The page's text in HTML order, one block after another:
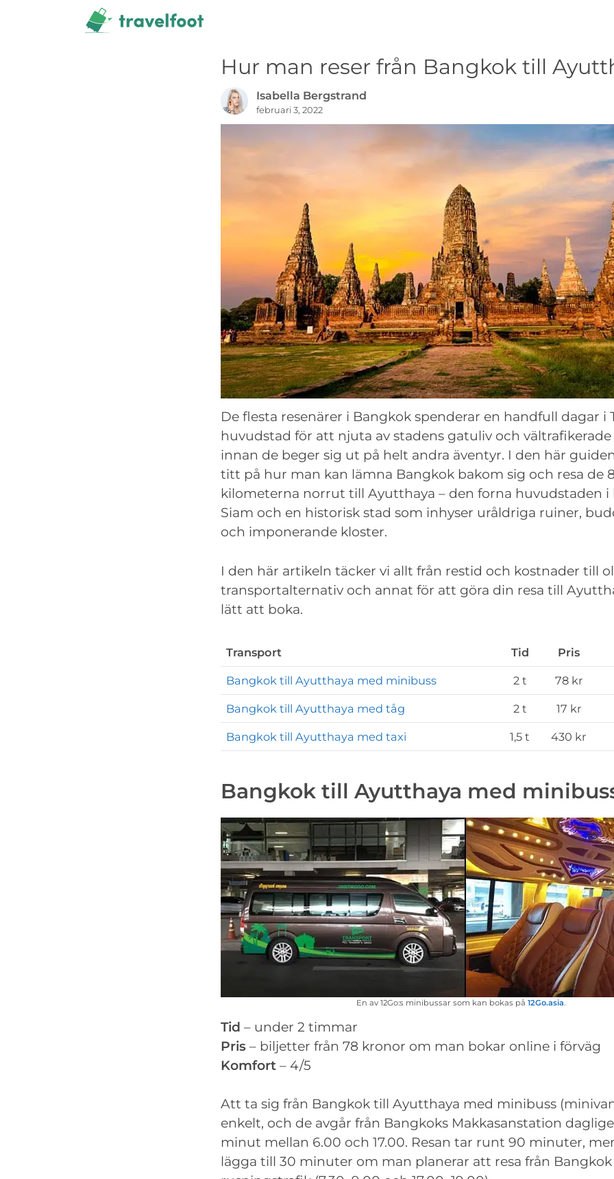
Hur man reser från Bangkok till
Isabella Bergstrand
februari 3, 2022
De flesta resenärer i Bangkok spenderar en handfull dagar i
huvudstad för att njuta av stadens gatuliv och
innan de beger sig ut på helt andra äventyr. I den här
titt på hur man kan lämna Bangkok bakom sig och resa de
kilometerna norrut till Ayutthaya – den forna huvudstaden
Siam och en historisk stad som inhyser uråldriga ruiner,
och imponerande kloster.
I den här artikeln täcker vi allt från restid och kostnader till
transportalternativ och annat för att göra din resa till
lätt att boka.
Transport Tid Pris
Bangkok till Ayutthaya med minibuss 2 t 78 kr
Bangkok till Ayutthaya med tåg 2 t 17 kr
Bangkok till Ayutthaya med taxi 1,5 t 430 kr
Bangkok till Ayutthaya med
En av 12Go:s minibussar som kan bokas på 12Go.asia
Tid – under 2 timmar
Pris – biljetter från 78 kronor om man bokar online i förväg
Komfort – 4/5
Att ta sig från Bangkok till Ayutthaya med minibuss
enkelt, och de avgår från Bangkoks Makkasanstation
minut mellan 6.00 och 17.00. Resan tar runt 90 minuter,
lägga till 30 minuter om man planerar att resa från